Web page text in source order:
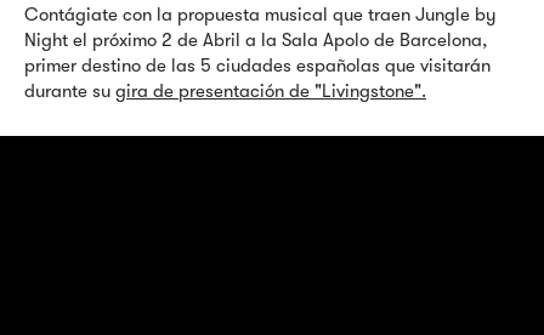
Contágiate con la propuesta musical que traen Jungle by
Night el próximo 2 de Abril a la Sala Apolo de Barcelona,
primer destino de las 5 ciudades españolas que visitarán
durante su gira de presentación de "Livingstone".